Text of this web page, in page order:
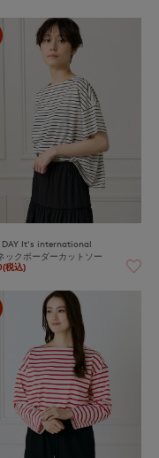
DAY It's international
ックボーダーカットソー
税込)